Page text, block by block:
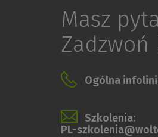
Masz
Ogólna
Szkolenia:
PL-